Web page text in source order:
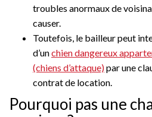
troubles anormaux de
causer.
Toutefois, le bailleur peut
d’unchien dangereux
(chiens d’attaque)par une
contrat de location.
Pourquoi pas une